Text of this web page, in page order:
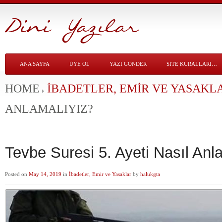
ANA SAYFA ÜYE OL YAZI GÖNDER SITE KURALLARI…
HOME
İBADETLER, EMIR VE
ANLAMALIYIZ?
Tevbe Suresi 5. Ayeti Nasıl
Posted on May 14, 2019 in İbadetler, Emir ve Yasaklar by halukgta